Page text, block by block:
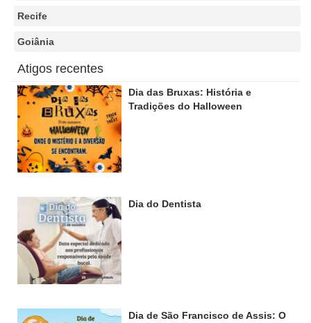
Recife
Goiânia
Atigos recentes
Dia das Bruxas: História e
Tradições do Halloween
Dia do Dentista
Dia de São Francisco de Assis: O